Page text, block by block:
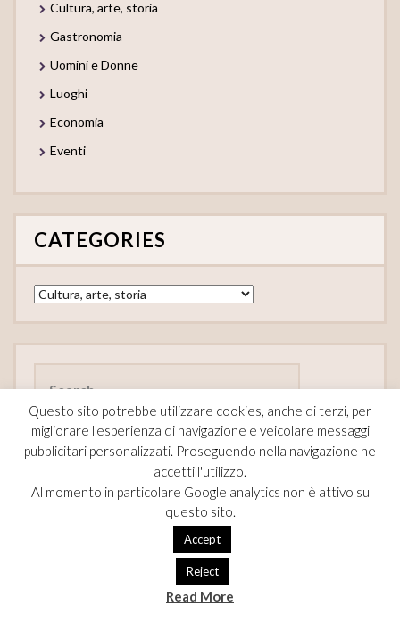
Cultura, arte, storia
Gastronomia
Uomini e Donne
Luoghi
Economia
Eventi
CATEGORIES
Categories
Questo sito potrebbe utilizzare cookies, anche di terzi, per
migliorare l'esperienza di navigazione e veicolare messaggi
pubblicitari personalizzati. Proseguendo nella navigazione ne
accetti l'utilizzo.
Al momento in particolare Google analytics non è attivo su
questo sito.
Accept
Reject
Read More